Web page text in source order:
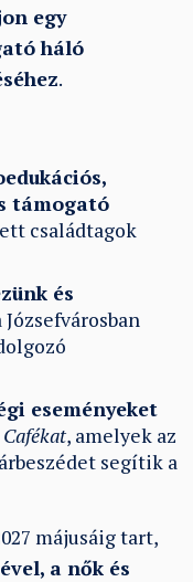
egy
háló
.
támogató
családtagok
és
eseményeket
, amelyek az
segítik a
májusáig tart,
a nők és